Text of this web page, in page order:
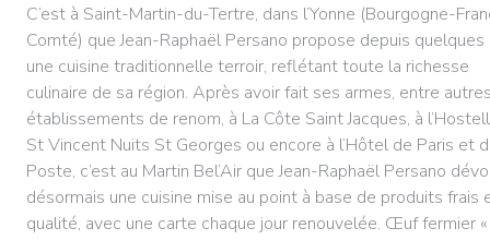
C’est à Saint-Martin-du-Tertre, dans l’Yonne (Bourgogne-
Comté) que Jean-Raphaël Persano propose depuis quelques
une cuisine traditionnelle terroir, reflétant toute la richesse
culinaire de sa région. Après avoir fait ses armes, entre
établissements de renom, à La Côte Saint Jacques, à
St Vincent Nuits St Georges ou encore à l’Hôtel de Paris et
Poste, c’est au Martin Bel’Air que Jean-Raphaël Persano
désormais une cuisine mise au point à base de produits frais
qualité, avec une carte chaque jour renouvelée. Œuf fermier «